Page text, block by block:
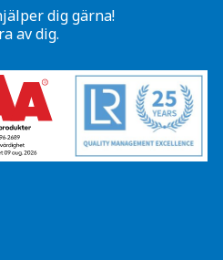
dig gärna!
av dig.